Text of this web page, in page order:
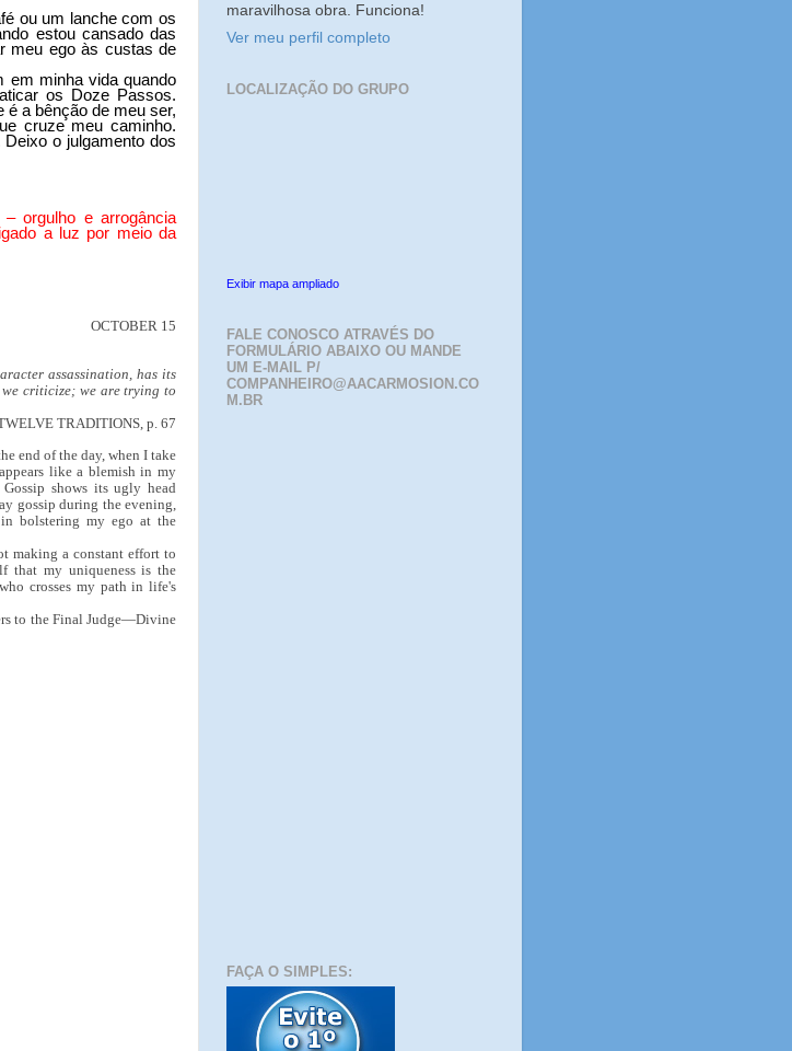
ou um lanche com os
estou cansado das
meu ego às custas de
em minha vida quando
os Doze Passos.
é a bênção de meu ser,
cruze meu caminho.
o julgamento dos
orgulho e arrogância
a luz por meio da
OCTOBER 15
assassination, has its
criticize; we are trying to
TRADITIONS, p. 67
end of the day, when I take
like a blemish in my
shows its ugly head
gossip during the evening,
bolstering my ego at the
making a constant effort to
that my uniqueness is the
crosses my path in life's
to the Final Judge—Divine
maravilhosa obra. Funciona!
Ver meu perfil completo
LOCALIZAÇÃO DO GRUPO
Exibir mapa ampliado
FALE CONOSCO ATRAVÉS DO
FORMULÁRIO ABAIXO OU MANDE
UM E-MAIL P/
COMPANHEIRO@AACARMOSION.CO
M.BR
FAÇA O SIMPLES: